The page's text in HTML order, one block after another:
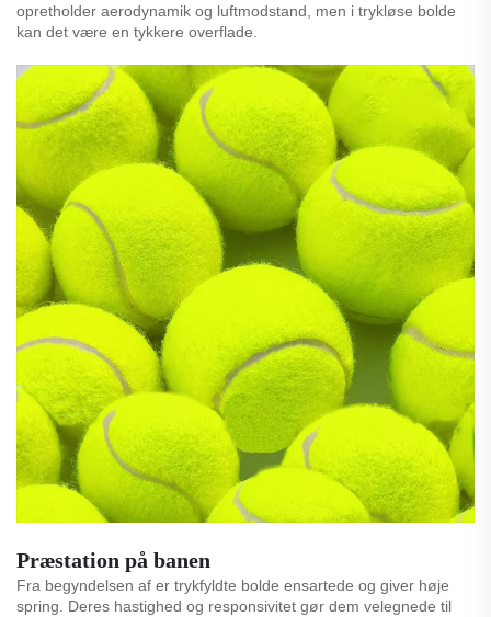
opretholder aerodynamik og luftmodstand, men i trykløse bolde
kan det være en tykkere overflade.
Præstation på banen
Fra begyndelsen af er trykfyldte bolde ensartede og giver høje
spring. Deres hastighed og responsivitet gør dem velegnede til